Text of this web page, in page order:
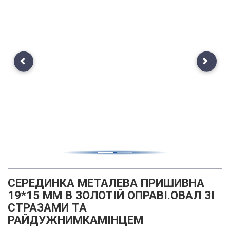
Previous Next
СЕРЕДИНКА МЕТАЛЕВА ПРИШИВНА
19*15 ММ В ЗОЛОТІЙ ОПРАВІ.ОВАЛ ЗІ
СТРАЗАМИ ТА
РАЙДУЖНИМКАМІНЦЕМ